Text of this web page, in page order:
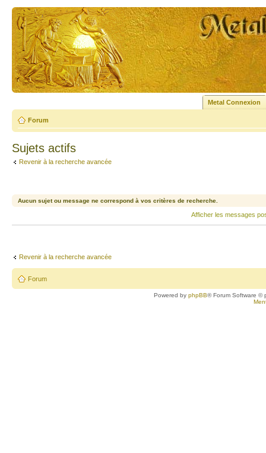
Metal Connexion
Forum
Sujets actifs
Revenir à la recherche avancée
Aucun sujet ou message ne correspond à vos critères de recherche.
Afficher les messages
Revenir à la recherche avancée
Forum
Powered byphpBB® Forum Software ©